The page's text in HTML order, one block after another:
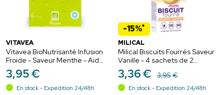
VITAVEA
Vitavea BioNutrisanté Infusion
Froide - Saveur Menthe - Aide
à la Perte de Poids - 20
sachets
3,95€
En stock - Expédition 24/48h
-15%*
MILICAL
Milical Biscuits Fourrés Saveur
Vanille - 4 sachets de 2
biscuits diététiques sans
sucres ajoutés
3,36€ 3,95€
En stock - Expédition 24/48h